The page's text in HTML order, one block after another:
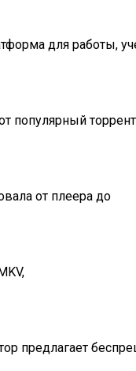
для работы,
популярный
от плеера до
предлагает